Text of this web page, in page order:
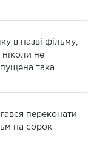
в назві фільму,
ніколи не
така
переконати
на сорок